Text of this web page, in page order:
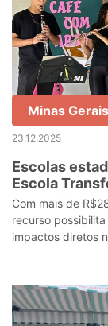
Minas Gerais
23.12.2025
Escolas
Escola
projetos e
estudantes
Com mais de
recurso
impactos diretos